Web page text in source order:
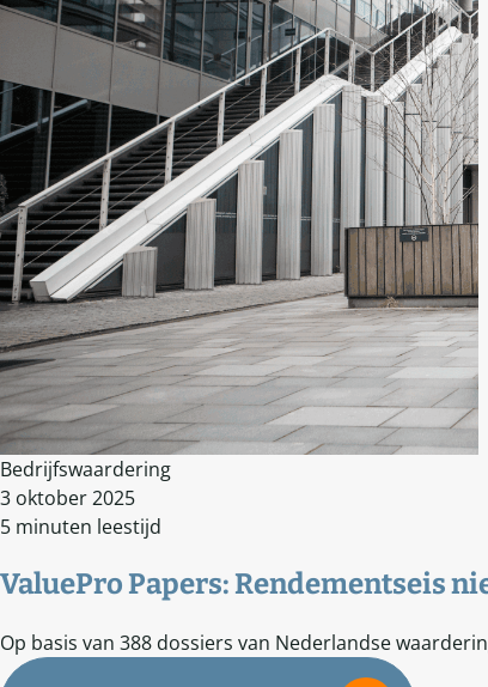
Bedrijfswaardering
3 oktober 2025
5 minuten leestijd
ValuePro Papers: Rendementseis
Op basis van 388 dossiers van Nederlandse